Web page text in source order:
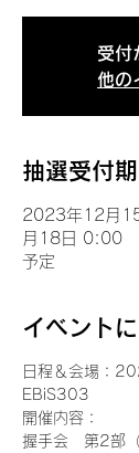
受付
他の
抽選受付
2023年12月
月18日 0:00
予定
イベント
日程＆会場：
EBiS303
開催内容：
握手会　第2部